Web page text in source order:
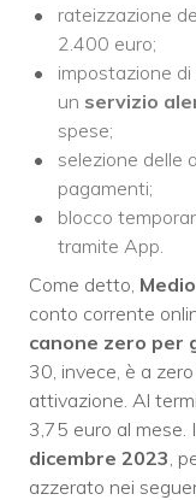
rateizzazione
2.400 euro;
impostazione
un servizio
spese;
selezione delle
pagamenti;
blocco
tramite App.
Come detto,
conto corrente
canone zero per
30, invece, è a
attivazione. Al
3,75 euro al mese.
dicembre 2023 ,
azzerato nei